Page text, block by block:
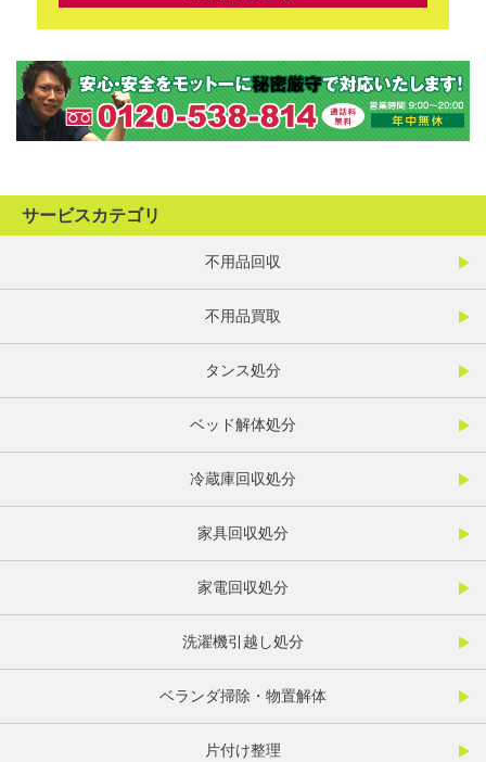
サービスカテゴリ
不用品回収
不用品買取
タンス処分
ベッド解体処分
冷蔵庫回収処分
家具回収処分
家電回収処分
洗濯機引越し処分
ベランダ掃除・物置解体
片付け整理